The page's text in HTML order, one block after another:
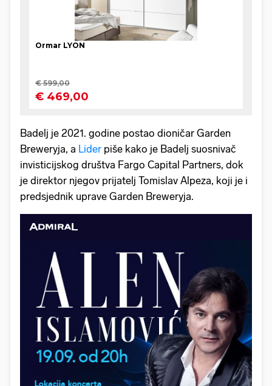
Badelj je 2021. godine postao dioničar Garden
Breweryja, a Lider piše kako je Badelj suosnivač
invisticijskog društva Fargo Capital Partners, dok
je direktor njegov prijatelj Tomislav Alpeza, koji je i
predsjednik uprave Garden Breweryja.